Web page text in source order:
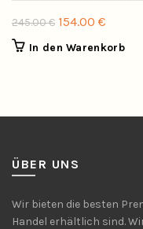
245.00€ Ursprünglicher
Preis
154.00 €
Preis
In den Warenkorb
ÜBER UNS
Wir bieten die besten
Handel erhältlich sind.